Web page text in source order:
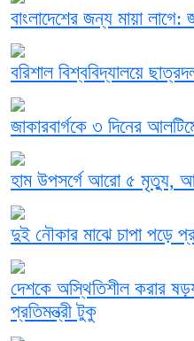
বাংলাদেশের জন্য মায়া লাগে:
বরিশাল বিশ্ববিদ্যালয়ে
জাকারবার্গকে ৩ দিনের
হাম উপসর্গে আরো ৫ মৃত্যু,
দুই নৌকার মাঝে চাপা পড়ে
দেশকে অস্থিতিশীল করার
প্রতিমন্ত্রী টুকু